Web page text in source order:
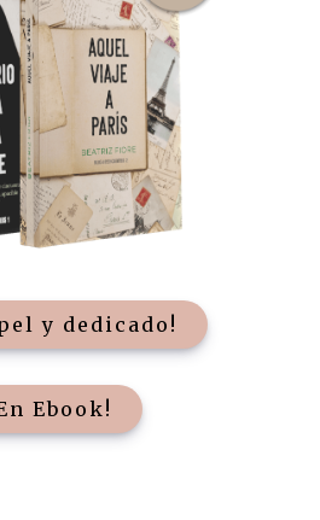
y dedicado!
Ebook!